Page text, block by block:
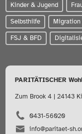
Kinder & Jugend
Selbsthilfe
FSJ & BFD
PARITÄTISCHER
Zum Brook 4 | 24143
0431-56020
info@paritaet-